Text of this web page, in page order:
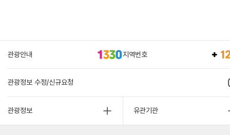
관광안내 지역번호
관광정보 수정/신규요청
관광정보 유관기관